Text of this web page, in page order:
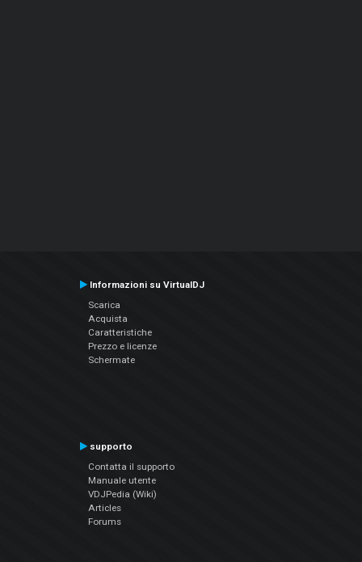
Informazioni su VirtualDJ
Scarica
Acquista
Caratteristiche
Prezzo e licenze
Schermate
supporto
Contatta il supporto
Manuale utente
VDJPedia (Wiki)
Articles
Forums